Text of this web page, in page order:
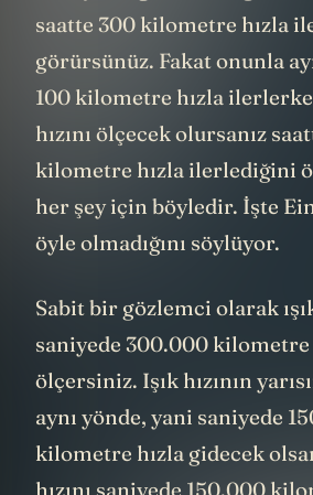
ilerliyor. Eğer rokete göre
saatte 300 kilometre hızla
görürsünüz. Fakat onunla
100 kilometre hızla
hızını ölçecek olursanız
kilometre hızla ilerlediğini
her şey için böyledir. İşte
Sabit bir gözlemci olarak ışık
saniyede 300.000
ölçersiniz. Işık hızının
aynı yönde, yani saniyede
kilometre hızla gidecek